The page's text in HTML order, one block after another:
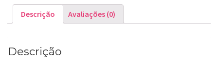
Descrição Avaliações (0)
Descrição